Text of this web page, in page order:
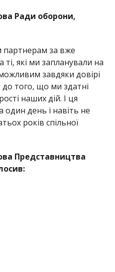
Ради оборони,
партнерам за вже
ті, які ми запланували на
завдяки довірі
до того, що ми здатні
наших дій. І ця
один день і навіть не
років спільної
Представництва